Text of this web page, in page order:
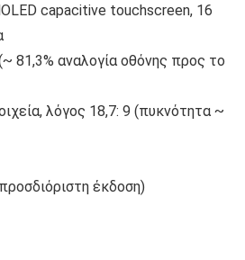
capacitive touchscreen, 16
81,3% αναλογία οθόνης προς το
λόγος 18,7: 9 (πυκνότητα ~
έκδοση)